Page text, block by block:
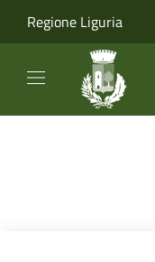
Regione Liguria